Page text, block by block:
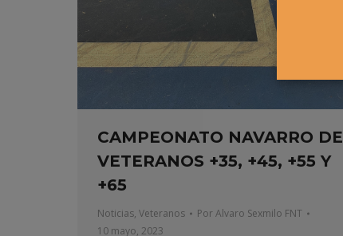
CAMPEONATO NAVARRO DE
VETERANOS +35, +45, +55 Y
+65
Noticias, Veteranos PorAlvaro Sexmilo FNT
10 mayo, 2023